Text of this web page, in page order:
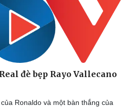
đè bẹp Rayo Vallecano
Ronaldo và một bàn thắng của